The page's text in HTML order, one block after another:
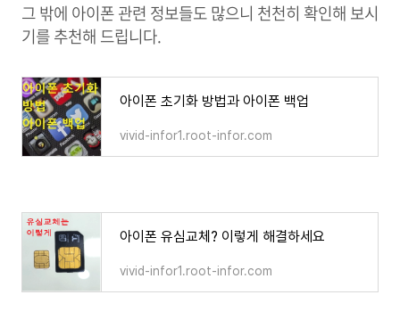
그 밖에 아이폰 관련 정보들도 많으니 천천히 확인해 보시
기를 추천해 드립니다.
아이폰 초기화 방법과 아이폰 백업
vivid-infor1.root-infor.com
아이폰 유심교체? 이렇게 해결하세요
vivid-infor1.root-infor.com